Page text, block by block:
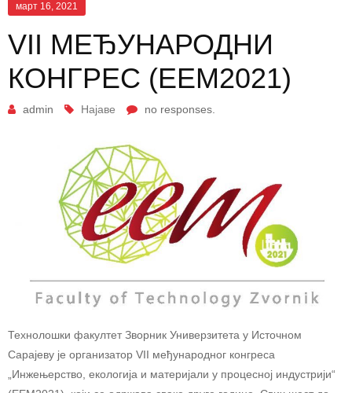
март 16, 2021
VII МЕЂУНАРОДНИ
КОНГРЕС (ЕЕМ2021)
admin Најаве no responses.
Технолошки факултет Зворник Универзитета у Источном
Сарајеву је организатор VII међународног конгреса
„Инжењерство, екологија и материјали у процесној индустрији“